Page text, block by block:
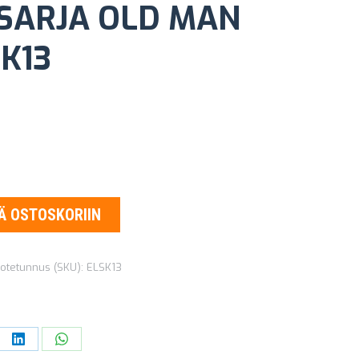
OLD MAN
OSTOSKORIIN
(SKU): ELSK13
Share Share